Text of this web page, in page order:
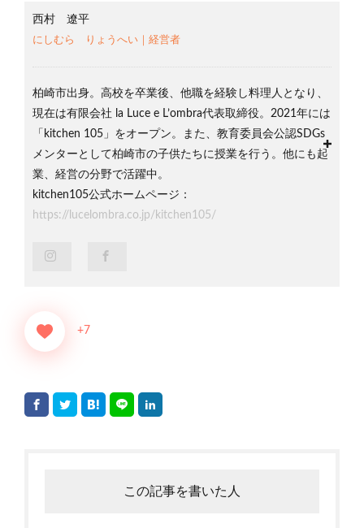
西村 遼平
にしむら りょうへい｜経営者
柏崎市出身。高校を卒業後、他職を経験し料理人となり、
現在は有限会社 la Luce e L’ombra代表取締役。 2021年には
「kitchen 105」をオープン。また、 教育委員会公認SDGs
メンターとして柏崎市の子供たちに授業を行う。他にも起
業、経営の分野で活躍中。
kitchen105公式ホームページ：
https://lucelombra.co.jp/kitchen105/
+7
この記事を書いた人